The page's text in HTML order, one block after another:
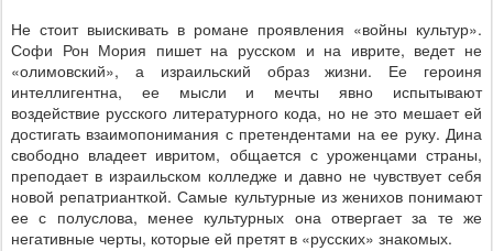
Не стоит выискивать в романе проявления «войны культур».
Софи Рон Мория пишет на русском и на иврите, ведет не
«олимовский», а израильский образ жизни. Ее героиня
интеллигентна, ее мысли и мечты явно испытывают
воздействие русского литературного кода, но не это мешает ей
достигать взаимопонимания с претендентами на ее руку. Дина
свободно владеет ивритом, общается с уроженцами страны,
преподает в израильском колледже и давно не чувствует себя
новой репатрианткой. Самые культурные из женихов понимают
ее с полуслова, менее культурных она отвергает за те же
негативные черты, которые ей претят в «русских» знакомых.